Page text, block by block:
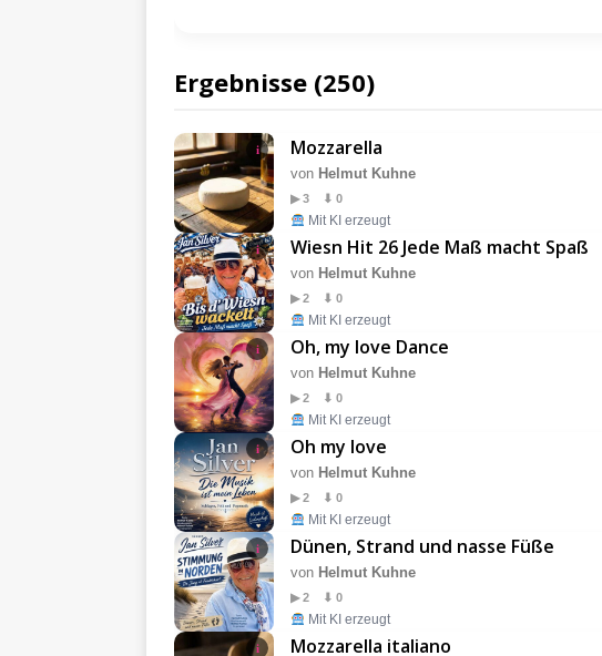
Ergebnisse (250)
i Mozzarella
von Helmut Kuhne
▶ 3 ⬇ 0
Mit KI erzeugt
i Wiesn Hit 26 Jede Maß macht Spaß
von Helmut Kuhne
▶ 2 ⬇ 0
Mit KI erzeugt
i Oh, my love Dance
von Helmut Kuhne
▶ 2 ⬇ 0
Mit KI erzeugt
i Oh my love
von Helmut Kuhne
▶ 2 ⬇ 0
Mit KI erzeugt
i Dünen, Strand und nasse Füße
von Helmut Kuhne
▶ 2 ⬇ 0
Mit KI erzeugt
i Mozzarella italiano